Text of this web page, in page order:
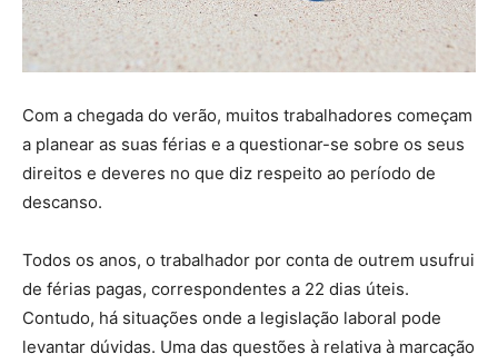
Com a chegada do verão, muitos trabalhadores começam
a planear as suas férias e a questionar-se sobre os seus
direitos e deveres no que diz respeito ao período de
descanso.
Todos os anos, o trabalhador por conta de outrem usufrui
de férias pagas, correspondentes a 22 dias úteis.
Contudo, há situações onde a legislação laboral pode
levantar dúvidas. Uma das questões à relativa à marcação